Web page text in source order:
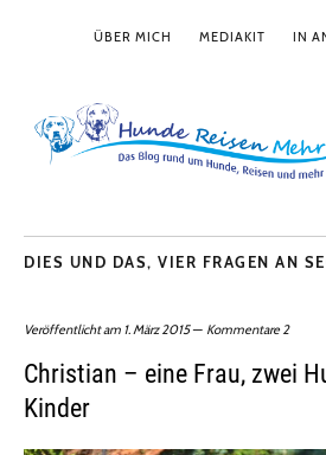
ÜBER MICH MEDIAKIT IN
DIES UND DAS, VIER FRAGEN AN
Veröffentlicht am 1. März 2015 Kommentare 2
Christian – eine Frau, zwei
Kinder